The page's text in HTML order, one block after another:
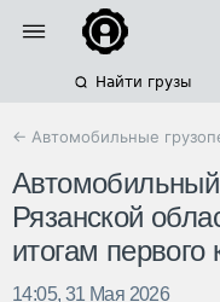
Найти грузы
← Автомобильные
Автомобильный
Рязанской
итогам первого
14:05, 31 Мая 2026